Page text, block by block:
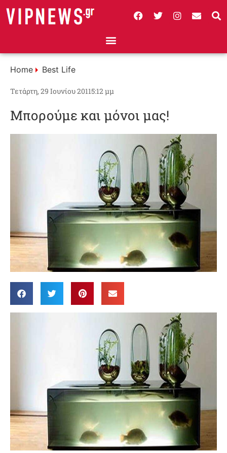
Home Best Life
Τετάρτη, 29 Ιουνίου 20115:12 μμ
Μπορούμε και μόνοι μας!